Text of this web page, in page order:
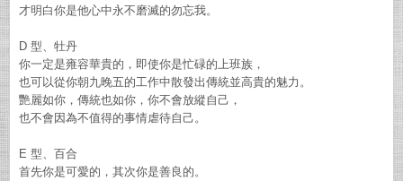
才明白你是他心中永不磨滅的勿忘我。
D 型、牡丹
你一定是雍容華貴的，即使你是忙碌的上班族，
也可以從你朝九晚五的工作中散發出傳統並高貴的魅力。
艷麗如你，傳統也如你，你不會放縱自己，
也不會因為不值得的事情虐待自己。
E 型、百合
首先你是可愛的，其次你是善良的。